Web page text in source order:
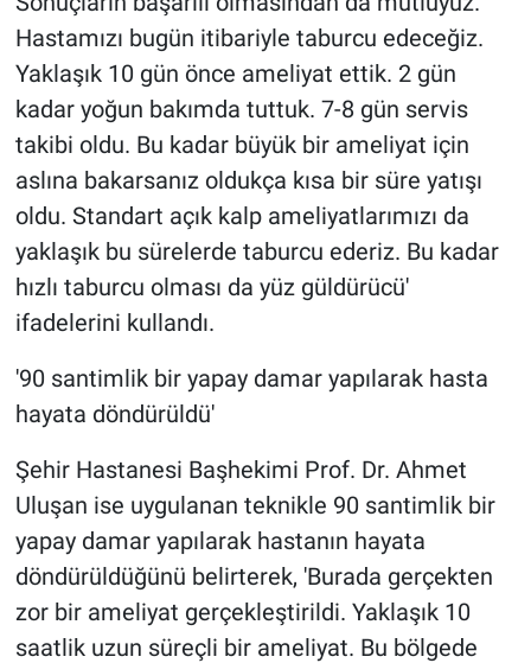
Hastamızı bugün itibariyle taburcu edeceğiz.
Yaklaşık 10 gün önce ameliyat ettik. 2 gün
kadar yoğun bakımda tuttuk. 7-8 gün servis
takibi oldu. Bu kadar büyük bir ameliyat için
aslına bakarsanız oldukça kısa bir süre yatışı
oldu. Standart açık kalp ameliyatlarımızı da
yaklaşık bu sürelerde taburcu ederiz. Bu kadar
hızlı taburcu olması da yüz güldürücü'
ifadelerini kullandı.
'90 santimlik bir yapay damar yapılarak hasta
hayata döndürüldü'
Şehir Hastanesi Başhekimi Prof. Dr. Ahmet
Uluşan ise uygulanan teknikle 90 santimlik bir
yapay damar yapılarak hastanın hayata
döndürüldüğünü belirterek, 'Burada gerçekten
zor bir ameliyat gerçekleştirildi. Yaklaşık 10
saatlik uzun süreçli bir ameliyat. Bu bölgede